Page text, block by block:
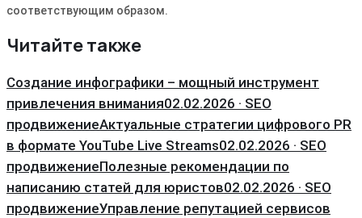
соответствующим образом.
Читайте также
Создание инфографики – мощный инструмент
привлечения внимания02.02.2026 · SEO
продвижениеАктуальные стратегии цифрового PR
в формате YouTube Live Streams02.02.2026 · SEO
продвижениеПолезные рекомендации по
написанию статей для юристов02.02.2026 · SEO
продвижениеУправление репутацией сервисов